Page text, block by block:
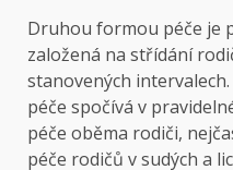
Druhou formou péče je
založená na střídání
stanovených
péče spočívá v
péče oběma rodiči,
péče rodičů v sudých a